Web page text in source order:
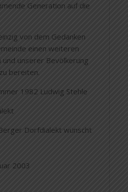
Generation auf die
von dem Gedanken
einen weiteren
unserer Bevölkerung
bereiten.
1982 Ludwig Stehle
Dorfdialekt wünscht
2003